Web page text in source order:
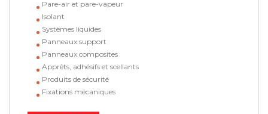
Pare-air et pare-vapeur
Isolant
Systèmes liquides
Panneaux support
Panneaux composites
Apprêts, adhésifs et scellants
Produits de sécurité
Fixations mécaniques